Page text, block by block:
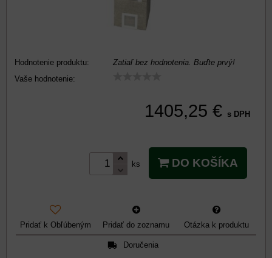
Hodnotenie produktu:
Zatiaľ bez hodnotenia. Buďte prvý!
Vaše hodnotenie:
1405,25 € s DPH
ks DO KOŠÍKA
Pridať k Obľúbeným Pridať do zoznamu Otázka k produktu
Doručenia